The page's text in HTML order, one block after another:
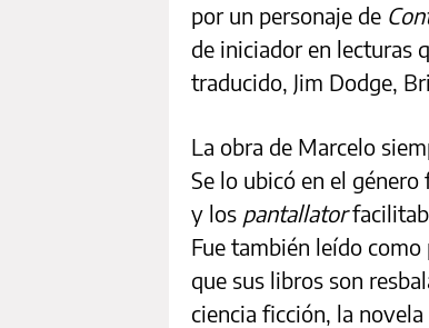
por un personaje de
de iniciador en lecturas
traducido, Jim Dodge,
La obra de Marcelo
Se lo ubicó en el
y los pantallator
Fue también leído
que sus libros son
ciencia ficción, la